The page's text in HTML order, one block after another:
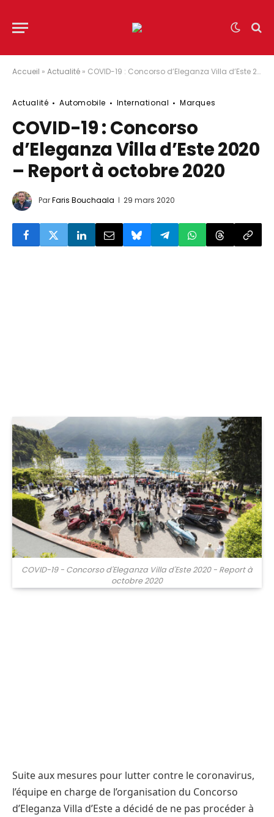
Accueil » Actualité » COVID-19 : Concorso d’Eleganza Villa d’Este 2020 – Report à octobre 2020
Actualité Automobile International Marques
COVID-19 : Concorso
d’Eleganza Villa d’Este 2020
– Report à octobre 2020
ParFaris Bouchaala 29 mars 2020
COVID-19 - Concorso d'Eleganza Villa d'Este 2020 - Report à
octobre 2020
Suite aux mesures pour lutter contre le coronavirus,
l’équipe en charge de l’organisation du Concorso
d’Eleganza Villa d’Este a décidé de ne pas procéder à